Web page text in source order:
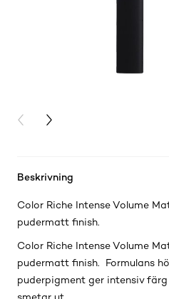
PREVIOUS CARD
NEXT CARD
Beskrivning
Color Riche Intense Volume
pudermatt finish.
Color Riche Intense Volume
pudermatt finish. Formulans
puderpigment ger intensiv